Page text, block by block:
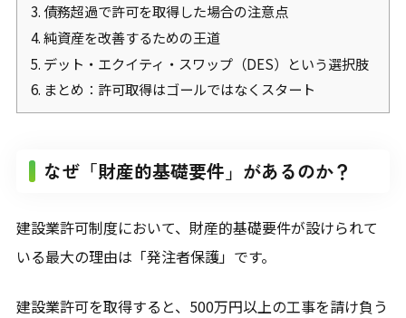
3.債務超過で許可を取得した場合の注意点
4.純資産を改善するための王道
5. デット・エクイティ・スワップ（DES）という選択肢
6. まとめ：許可取得はゴールではなくスタート
なぜ「財産的基礎要件」があるのか？
建設業許可制度において、財産的基礎要件が設けられて
いる最大の理由は「発注者保護」です。
建設業許可を取得すると、500万円以上の工事を請け負う